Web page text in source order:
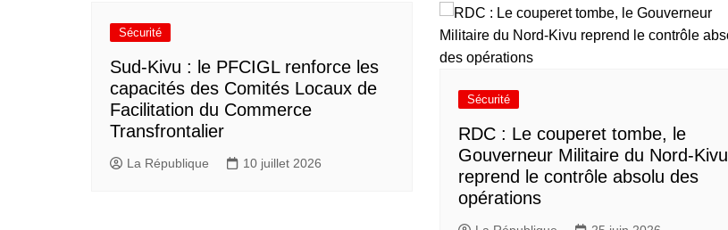
Sécurité
Sud-Kivu : le PFCIGL renforce les
capacités des Comités Locaux de
Facilitation du Commerce
Transfrontalier
La République 10 juillet 2026
Sécurité
RDC : Le couperet tombe, le
Gouverneur Militaire du Nord-Kivu
reprend le contrôle absolu des
opérations